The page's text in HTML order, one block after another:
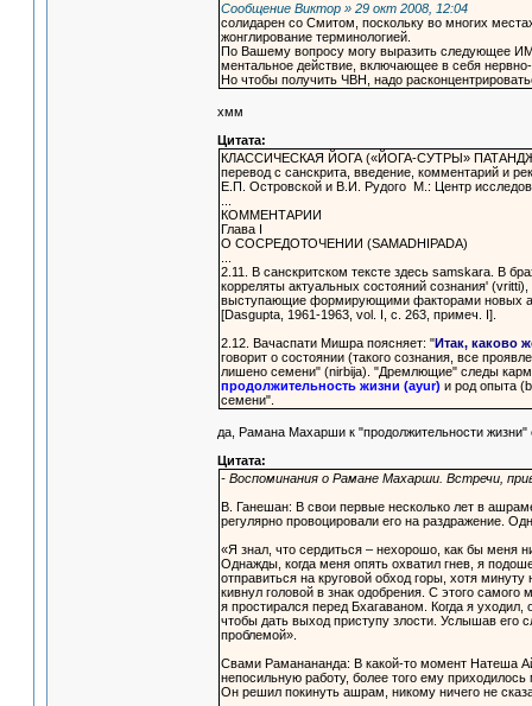
Сообщение Виктор » 29 окт 2008, 12:04
солидарен со Смитом, поскольку во многих
жонглирование терминологией.
По Вашему вопросу могу выразить следующее
ментальное действие, включающее в себя
Но чтобы получить ЧВН, надо
хмм
Цитата:
КЛАССИЧЕСКАЯ ЙОГА («ЙОГА-СУТРЫ»
перевод с санскрита, введение, комментарий и
Е.П. Островской и В.И. Рудого М.: Центр
КОММЕНТАРИИ
Глава I
О СОСРЕДОТОЧЕНИИ (SAMADHIPADA)
2.11. В санскритском тексте здесь samskara. В
корреляты актуальных состояний сознания'
выступающие формирующими факторами новых
[Dasgupta, 1961-1963, vol. I, с. 263, примеч. I].
2.12. Вачаспати Мишра поясняет: "Итак, каково
говорит о состоянии (такого сознания, все
лишено семени" (nirbija). "Дремлющие" следы
продолжительность жизни (ayur) и род опыта
семени".
да, Рамана Махарши к "продолжительности
Цитата:
- Воспоминания о Рамане Махарши. Встречи,
В. Ганешан: В свои первые несколько лет в
регулярно провоцировали его на раздражение.
«Я знал, что сердиться – нехорошо, как бы меня
Однажды, когда меня опять охватил гнев, я
отправиться на круговой обход горы, хотя
кивнул головой в знак одобрения. С этого
я простирался перед Бхагаваном. Когда я
чтобы дать выход приступу злости. Услышав его
проблемой».
Свами Раманананда: В какой-то момент Натеша
непосильную работу, более того ему
Он решил покинуть ашрам, никому ничего не